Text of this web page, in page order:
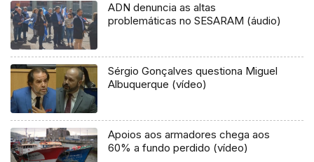
ADN denuncia as altas
problemáticas no SESARAM (áudio)
Sérgio Gonçalves questiona Miguel
Albuquerque (vídeo)
Apoios aos armadores chega aos
60% a fundo perdido (vídeo)